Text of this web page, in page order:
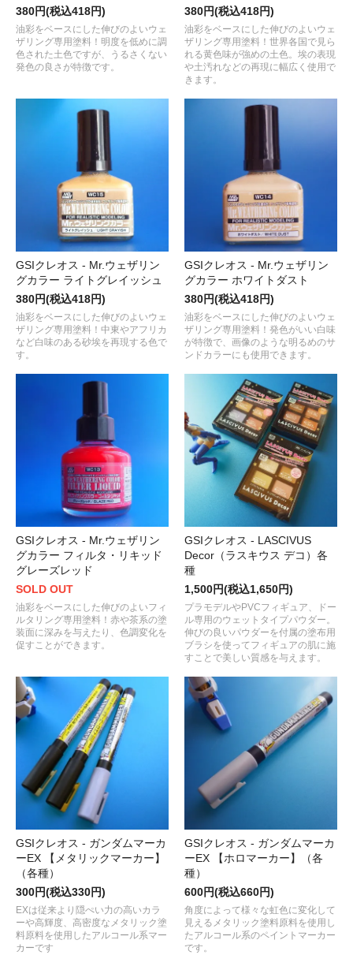
380円(税込418円)
油彩をベースにした伸びのよいウェ
ザリング専用塗料！明度を低めに調
色された土色ですが、うるさくない
発色の良さが特徴です。
380円(税込418円)
油彩をベースにした伸びのよいウェ
ザリング専用塗料！世界各国で見ら
れる黄色味が強めの土色。埃の表現
や土汚れなどの再現に幅広く使用で
きます。
GSIクレオス - Mr.ウェザリン
グカラー ライトグレイッシュ
380円(税込418円)
油彩をベースにした伸びのよいウェ
ザリング専用塗料！中東やアフリカ
など白味のある砂埃を再現する色で
す。
GSIクレオス - Mr.ウェザリン
グカラー ホワイトダスト
380円(税込418円)
油彩をベースにした伸びのよいウェ
ザリング専用塗料！発色がいい白味
が特徴で、画像のような明るめのサ
ンドカラーにも使用できます。
GSIクレオス - Mr.ウェザリン
グカラー フィルタ・リキッド
グレーズレッド
SOLD OUT
油彩をベースにした伸びのよいフィ
ルタリング専用塗料！赤や茶系の塗
装面に深みを与えたり、色調変化を
促すことができます。
GSIクレオス - LASCIVUS
Decor（ラスキウス デコ）各
種
1,500円(税込1,650円)
プラモデルやPVCフィギュア、ドー
ル専用のウェットタイプパウダー。
伸びの良いパウダーを付属の塗布用
ブラシを使ってフィギュアの肌に施
すことで美しい質感を与えます。
GSIクレオス - ガンダムマーカ
ーEX 【メタリックマーカー】
（各種）
300円(税込330円)
EXは従来より隠ぺい力の高いカラ
ーや高輝度、高密度なメタリック塗
料原料を使用したアルコール系マー
カーです
GSIクレオス - ガンダムマーカ
ーEX 【ホロマーカー】（各
種）
600円(税込660円)
角度によって様々な虹色に変化して
見えるメタリック塗料原料を使用し
たアルコール系のペイントマーカー
です。